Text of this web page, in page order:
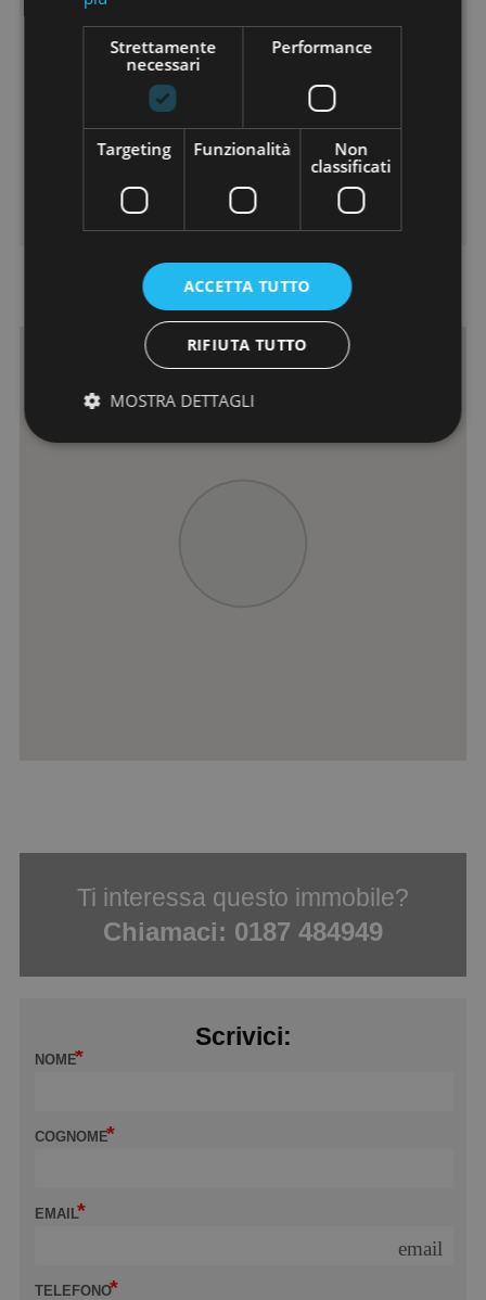
Cucina:
Classe Energetica:G
Giardino:Si
Condizionamento:
Dove si trova
Ti interessa questo immobile?
Chiamaci: 0187 484949
Scrivici:
NOME
COGNOME
EMAIL
email
TELEFONO
Strettamente
necessari
Performance
Targeting Funzionalità
Non
classificati
ACCETTA TUTTO
RIFIUTA TUTTO
MOSTRA DETTAGLI